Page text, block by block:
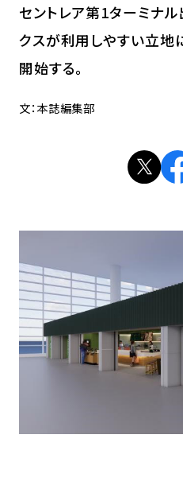
セントレア第1ターミナ
クスが利用しやすい立地
開始する。
文：本誌編集部